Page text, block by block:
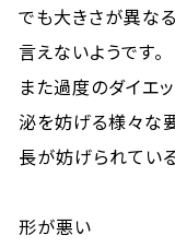
でも大きさが異な
言えないようです。
また過度のダイエ
泌を妨げる様々な
長が妨げられてい
形が悪い